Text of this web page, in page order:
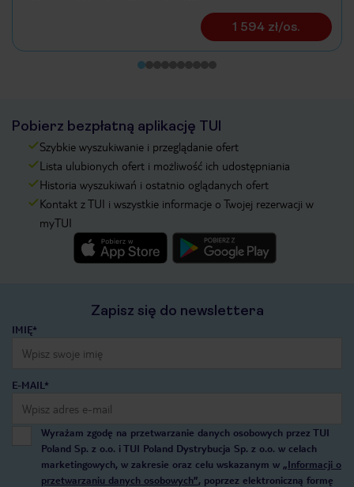
1 594 zł/os.
Pobierz bezpłatną aplikację TUI
Szybkie wyszukiwanie i przeglądanie ofert
Lista ulubionych ofert i możliwość ich udostępniania
Historia wyszukiwań i ostatnio oglądanych ofert
Kontakt z TUI i wszystkie informacje o Twojej rezerwacji w
myTUI
Zapisz się do newslettera
IMIĘ*
E-MAIL*
Wyrażam zgodę na przetwarzanie danych osobowych przez TUI
Poland Sp. z o.o. i TUI Poland Dystrybucja Sp. z o.o. w celach
marketingowych, w zakresie oraz celu wskazanym w „Informacji o
przetwarzaniu danych osobowych”, poprzez elektroniczną formę